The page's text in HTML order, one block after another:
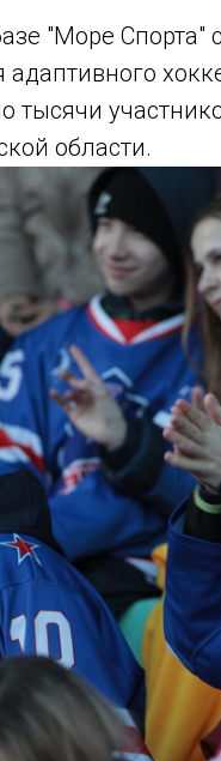
"Море Спорта"
тысячи
области.